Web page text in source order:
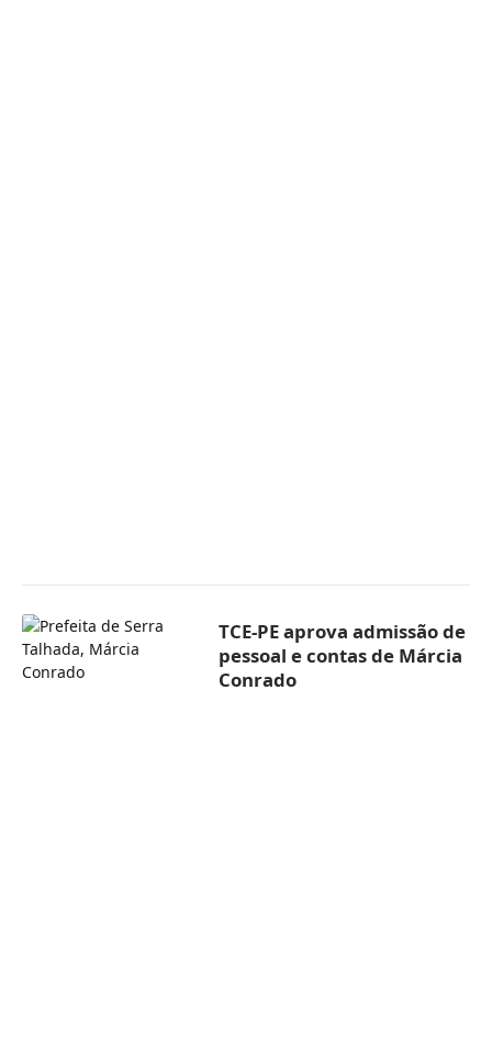
TCE-PE aprova admissão de
pessoal e contas de Márcia
Conrado